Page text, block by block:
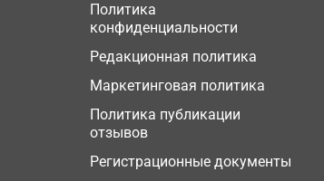
Политика
конфиденциальности
Редакционная политика
Маркетинговая политика
Политика публикации
отзывов
Регистрационные документы